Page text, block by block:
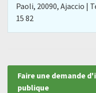
Paoli, 20090, Ajaccio |
15 82
Faire une demande
publique